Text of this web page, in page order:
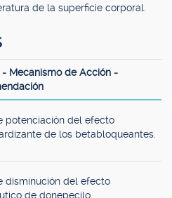
de la superficie corporal.
- Mecanismo de Acción -
potenciación del efecto
de los betabloqueantes.
disminución del efecto
de donepecilo.